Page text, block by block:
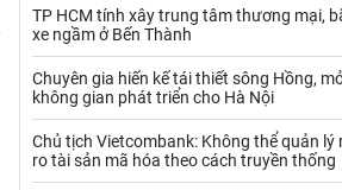
Nhựa - Hạt nhựa
Palladium Phân bón
Rau - Củ -Quả Sắt thép
Sữa
TP HCM tính xây trung tâm thương mại,
xe ngầm ở Bến Thành
Chuyên gia hiến kế tái thiết sông Hồng,
không gian phát triển cho Hà Nội
Chủ tịch Vietcombank: Không thể quản lý
ro tài sản mã hóa theo cách truyền thống